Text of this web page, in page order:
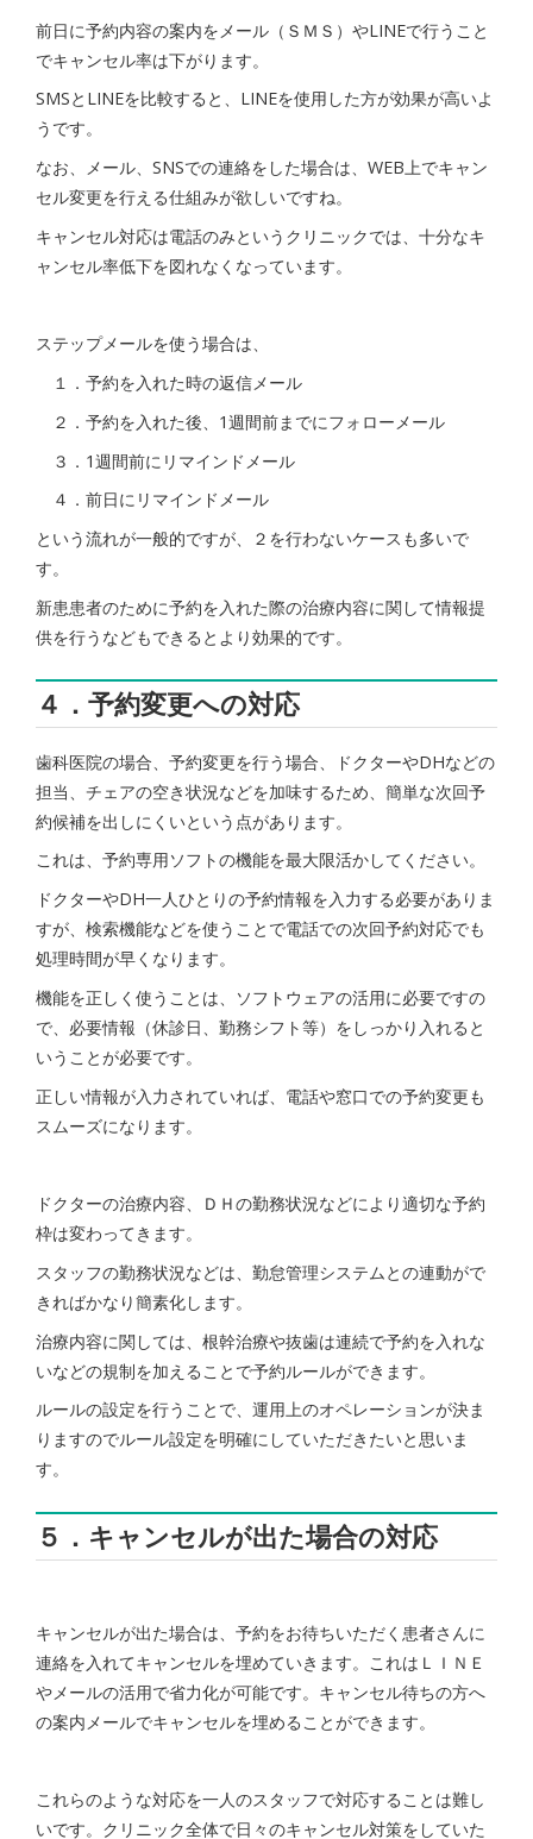
前日に予約内容の案内をメール（ＳＭＳ）やLINEで行うこと
でキャンセル率は下がります。
SMSとLINEを比較すると、LINEを使用した方が効果が高いよ
うです。
なお、メール、SNSでの連絡をした場合は、WEB上でキャン
セル変更を行える仕組みが欲しいですね。
キャンセル対応は電話のみというクリニックでは、十分なキ
ャンセル率低下を図れなくなっています。
ステップメールを使う場合は、
１．予約を入れた時の返信メール
２．予約を入れた後、1週間前までにフォローメール
３．1週間前にリマインドメール
４．前日にリマインドメール
という流れが一般的ですが、２を行わないケースも多いで
す。
新患患者のために予約を入れた際の治療内容に関して情報提
供を行うなどもできるとより効果的です。
４．予約変更への対応
歯科医院の場合、予約変更を行う場合、ドクターやDHなどの
担当、チェアの空き状況などを加味するため、簡単な次回予
約候補を出しにくいという点があります。
これは、予約専用ソフトの機能を最大限活かしてください。
ドクターやDH一人ひとりの予約情報を入力する必要がありま
すが、検索機能などを使うことで電話での次回予約対応でも
処理時間が早くなります。
機能を正しく使うことは、ソフトウェアの活用に必要ですの
で、必要情報（休診日、勤務シフト等）をしっかり入れると
いうことが必要です。
正しい情報が入力されていれば、電話や窓口での予約変更も
スムーズになります。
ドクターの治療内容、ＤＨの勤務状況などにより適切な予約
枠は変わってきます。
スタッフの勤務状況などは、勤怠管理システムとの連動がで
きればかなり簡素化します。
治療内容に関しては、根幹治療や抜歯は連続で予約を入れな
いなどの規制を加えることで予約ルールができます。
ルールの設定を行うことで、運用上のオペレーションが決ま
りますのでルール設定を明確にしていただきたいと思いま
す。
５．キャンセルが出た場合の対応
キャンセルが出た場合は、予約をお待ちいただく患者さんに
連絡を入れてキャンセルを埋めていきます。これはＬＩＮＥ
やメールの活用で省力化が可能です。キャンセル待ちの方へ
の案内メールでキャンセルを埋めることができます。
これらのような対応を一人のスタッフで対応することは難し
いです。クリニック全体で日々のキャンセル対策をしていた